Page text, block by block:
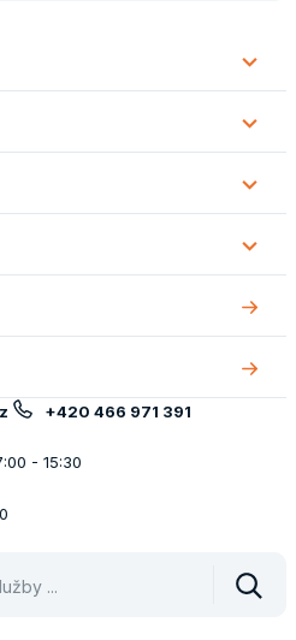
o
O
nás
+420 466 971 391
- 15:30